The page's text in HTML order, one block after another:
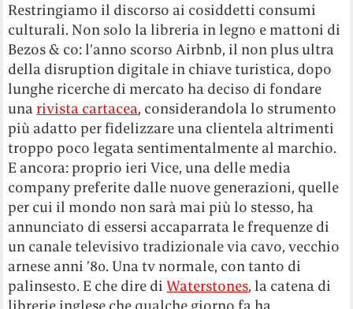
Restringiamo il discorso ai cosiddetti consumi
culturali. Non solo la libreria in legno e mattoni di
Bezos & co: l’anno scorso Airbnb, il non plus ultra
della disruption digitale in chiave turistica, dopo
lunghe ricerche di mercato ha deciso di fondare
una rivista cartacea, considerandola lo strumento
più adatto per fidelizzare una clientela altrimenti
troppo poco legata sentimentalmente al marchio.
E ancora: proprio ieri Vice, una delle media
company preferite dalle nuove generazioni, quelle
per cui il mondo non sarà mai più lo stesso, ha
annunciato di essersi accaparrata le frequenze di
un canale televisivo tradizionale via cavo, vecchio
arnese anni ’80. Una tv normale, con tanto di
palinsesto. E che dire diWaterstones, la catena di